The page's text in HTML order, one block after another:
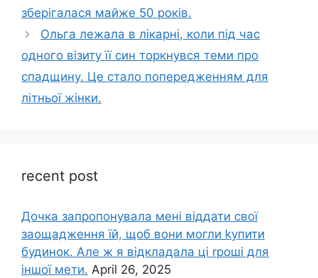
зберігалася майже 50 років.
Ольга лежала в лікарні, коли під час
одного візиту її син торкнувся теми про
спадщину. Це стало попередженням для
літньої жінки.
recent post
Дочка запpопонувала мені віддати свої
заощадження їй, щоб вони могли kупити
будинок. Але ж я відкладала ці rроші для
іншої мети. April 26, 2025